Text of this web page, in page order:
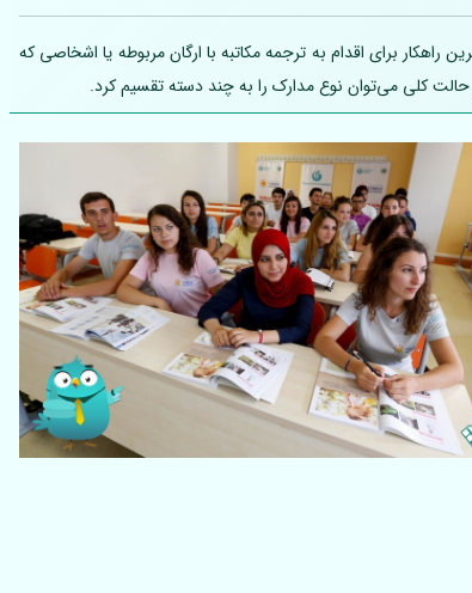
برای اقدام به ترجمه مکاتبه با ارگان مربوطه یا اشخاصی که
حالت کلی می‌توان نوع مدارک را به چند دسته تقسیم کرد.